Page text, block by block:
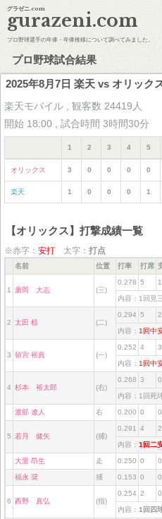
グラゼニ.com
gurazeni.com
プロ野球選手の年俸・年俸推移について調べてみました。
プロ野球試合結果
2025年8月7日 楽天 vs オリック
楽天モバイル , 観客数 24419人
開始 18:00 , 試合時間 3時間30分
1 2 3 4 5
オリックス 3 0 0 0 0
楽天 1 0 0 0 1
【オリックス】打撃成績一覧
※赤字： 安打 太字： 打点
名前 位置 打率 打席
1 廣岡 大志 (三)
0.278 5 1
内容：1回
2 太田 椋 (二)
0.294 5 2
内容： 1回中
3 頓宮 裕真 (一)
0.252 4 3
内容： 1回中
4 杉本 裕太郎 (右)
0.268 3 0
内容：1回
渡部 遼人 右 0.200 0 0
5 若月 健矢 (捕)
0.291 4 2
内容： 1回二
大里 昂生 走 0.250 0 0
福永 奨 捕 0.153 0 0
6 西野 真弘 (指)
0.254 2 0
内容： 1回四